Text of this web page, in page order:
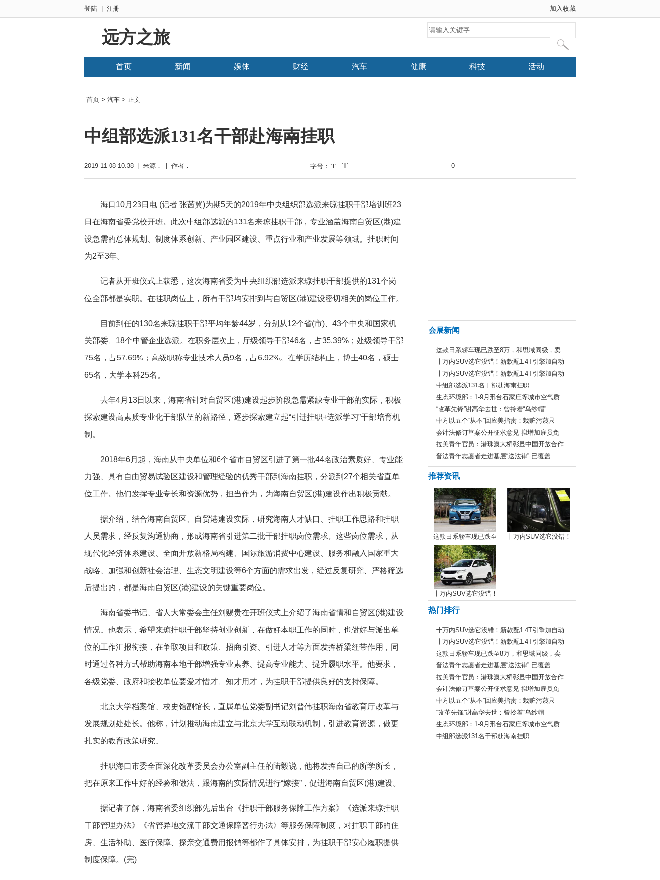
登陆 注册 加入收藏
远方之旅
首页 新闻 娱体 财经 汽车 健康 科技 活动
首页 > 汽车 > 正文
中组部选派131名干部赴海南挂职
2019-11-08 10:38 | 来源： | 作者： 字号： T T 0
海口10月23日电 (记者 张茜翼)为期5天的2019年中央组织部选派来琼挂职干部培训班23
日在海南省委党校开班。此次中组部选派的131名来琼挂职干部，专业涵盖海南自贸区(港)建
设急需的总体规划、制度体系创新、产业园区建设、重点行业和产业发展等领域。挂职时间
为2至3年。
记者从开班仪式上获悉，这次海南省委为中央组织部选派来琼挂职干部提供的131个岗
位全部都是实职。在挂职岗位上，所有干部均安排到与自贸区(港)建设密切相关的岗位工作。
目前到任的130名来琼挂职干部平均年龄44岁，分别从12个省(市)、43个中央和国家机
关部委、18个中管企业选派。在职务层次上，厅级领导干部46名，占35.39%；处级领导干部
75名，占57.69%；高级职称专业技术人员9名，占6.92%。在学历结构上，博士40名，硕士
65名，大学本科25名。
去年4月13日以来，海南省针对自贸区(港)建设起步阶段急需紧缺专业干部的实际，积极
探索建设高素质专业化干部队伍的新路径，逐步探索建立起“引进挂职+选派学习”干部培育机
制。
2018年6月起，海南从中央单位和6个省市自贸区引进了第一批44名政治素质好、专业能
力强、具有自由贸易试验区建设和管理经验的优秀干部到海南挂职，分派到27个相关省直单
位工作。他们发挥专业专长和资源优势，担当作为，为海南自贸区(港)建设作出积极贡献。
据介绍，结合海南自贸区、自贸港建设实际，研究海南人才缺口、挂职工作思路和挂职
人员需求，经反复沟通协商，形成海南省引进第二批干部挂职岗位需求。这些岗位需求，从
现代化经济体系建设、全面开放新格局构建、国际旅游消费中心建设、服务和融入国家重大
战略、加强和创新社会治理、生态文明建设等6个方面的需求出发，经过反复研究、严格筛选
后提出的，都是海南自贸区(港)建设的关键重要岗位。
海南省委书记、省人大常委会主任刘赐贵在开班仪式上介绍了海南省情和自贸区(港)建设
情况。他表示，希望来琼挂职干部坚持创业创新，在做好本职工作的同时，也做好与派出单
位的工作汇报衔接，在争取项目和政策、招商引资、引进人才等方面发挥桥梁纽带作用，同
时通过各种方式帮助海南本地干部增强专业素养、提高专业能力、提升履职水平。他要求，
各级党委、政府和接收单位要爱才惜才、知才用才，为挂职干部提供良好的支持保障。
北京大学档案馆、校史馆副馆长，直属单位党委副书记刘晋伟挂职海南省教育厅改革与
发展规划处处长。他称，计划推动海南建立与北京大学互动联动机制，引进教育资源，做更
扎实的教育政策研究。
挂职海口市委全面深化改革委员会办公室副主任的陆毅说，他将发挥自己的所学所长，
把在原来工作中好的经验和做法，跟海南的实际情况进行“嫁接”，促进海南自贸区(港)建设。
据记者了解，海南省委组织部先后出台《挂职干部服务保障工作方案》《选派来琼挂职
干部管理办法》《省管异地交流干部交通保障暂行办法》等服务保障制度，对挂职干部的住
房、生活补助、医疗保障、探亲交通费用报销等都作了具体安排，为挂职干部安心履职提供
制度保障。(完)
会展新闻
这款日系轿车现已跌至8万，和思域同级，卖
十万内SUV选它没错！新款配1.4T引擎加自动
十万内SUV选它没错！新款配1.4T引擎加自动
中组部选派131名干部赴海南挂职
生态环境部：1-9月邢台石家庄等城市空气质
“改革先锋”谢高华去世：曾拎着“乌纱帽”
中方以五个“从不”回应美指责：栽赃污蔑只
会计法修订草案公开征求意见 拟增加雇员免
拉美青年官员：港珠澳大桥彰显中国开放合作
普法青年志愿者走进基层“送法律” 已覆盖
推荐资讯
这款日系轿车现已跌至 十万内SUV选它没错！
十万内SUV选它没错！
热门排行
十万内SUV选它没错！新款配1.4T引擎加自动
十万内SUV选它没错！新款配1.4T引擎加自动
这款日系轿车现已跌至8万，和思域同级，卖
普法青年志愿者走进基层“送法律” 已覆盖
拉美青年官员：港珠澳大桥彰显中国开放合作
会计法修订草案公开征求意见 拟增加雇员免
中方以五个“从不”回应美指责：栽赃污蔑只
“改革先锋”谢高华去世：曾拎着“乌纱帽”
生态环境部：1-9月邢台石家庄等城市空气质
中组部选派131名干部赴海南挂职